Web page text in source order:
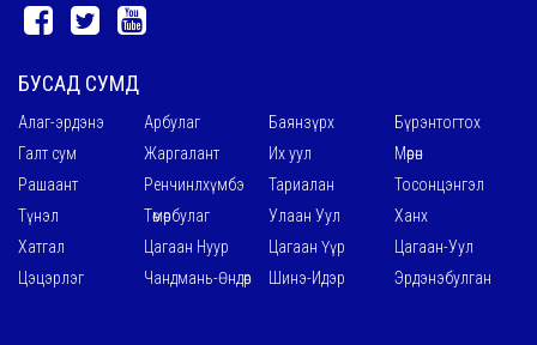
БУСАД СУМД
Алаг-эрдэнэ Арбулаг Баянзүрх
Бүрэнтогтох
Галт сум
Жаргалант Их уул
Мөрөн
Рашаант
Ренчинлхүмбэ Тариалан
Тосонцэнгэл
Түнэл
Төмөрбулаг Улаан Уул
Ханх
Хатгал
Цагаан Нуур Цагаан Үүр
Цагаан-Уул
Цэцэрлэг
Чандмань-Өндөр Шинэ-Идэр Эрдэнэбулган